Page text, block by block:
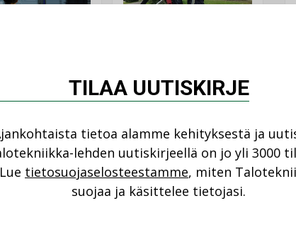
voimakkaasti:
kilpailuedut
kun erilliset
tuodaan
04.08.2026
Kaivamattomat
menetelmät
vakiinnuttavat
asemansa
taloyhtiöissä
TILAA UUTISKIRJE
tietoa alamme kehityksestä ja
lehden uutiskirjeellä on jo yli 3000
Lue tietosuojaselosteestamme, miten
suojaa ja käsittelee tietojasi.